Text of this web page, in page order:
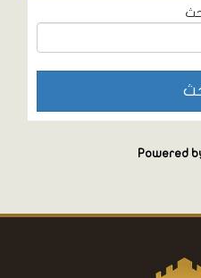
Powered